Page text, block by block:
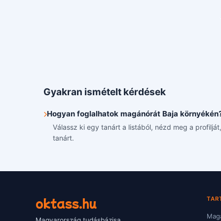
Gyakran ismételt kérdések
Hogyan foglalhatok magánórát Baja
Válassz ki egy tanárt a listából, nézd meg a
tanárt.
oktass.hu